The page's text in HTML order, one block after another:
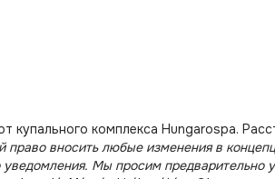
купального комплекса Hungarospa.
право вносить любые изменения в
уведомления. Мы просим